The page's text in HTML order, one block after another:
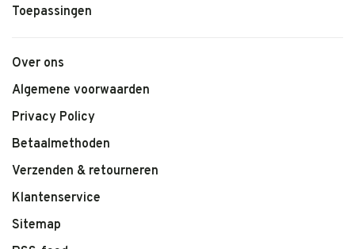
Toepassingen
Over ons
Algemene voorwaarden
Privacy Policy
Betaalmethoden
Verzenden & retourneren
Klantenservice
Sitemap